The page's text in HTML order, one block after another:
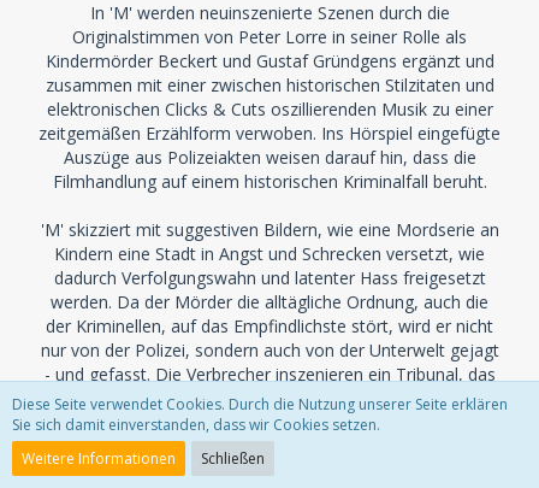
In 'M' werden neuinszenierte Szenen durch die
Originalstimmen von Peter Lorre in seiner Rolle als
Kindermörder Beckert und Gustaf Gründgens ergänzt und
zusammen mit einer zwischen historischen Stilzitaten und
elektronischen Clicks & Cuts oszillierenden Musik zu einer
zeitgemäßen Erzählform verwoben. Ins Hörspiel eingefügte
Auszüge aus Polizeiakten weisen darauf hin, dass die
Filmhandlung auf einem historischen Kriminalfall beruht.
'M' skizziert mit suggestiven Bildern, wie eine Mordserie an
Kindern eine Stadt in Angst und Schrecken versetzt, wie
dadurch Verfolgungswahn und latenter Hass freigesetzt
werden. Da der Mörder die alltägliche Ordnung, auch die
der Kriminellen, auf das Empfindlichste stört, wird er nicht
nur von der Polizei, sondern auch von der Unterwelt gejagt
- und gefasst. Die Verbrecher inszenieren ein Tribunal, das
sich bis hin zur Bestellung eines Pflichtverteidigers an den
Regeln einer ordentlichen Gerichtsverhandlung orientiert,
um der beabsichtigten Lynchjustiz zumindest äußerlich den
Anstrich von Legitimität zu geben.
Diese Seite verwendet Cookies. Durch die Nutzung unserer Seite erklären
Sie sich damit einverstanden, dass wir Cookies setzen.
Weitere Informationen
Schließen